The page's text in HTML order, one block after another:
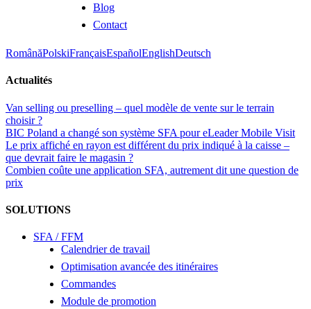
Blog
Contact
RomânăPolskiFrançaisEspañolEnglishDeutsch
Actualités
Van selling ou preselling – quel modèle de vente sur le terrain
choisir ?
BIC Poland a changé son système SFA pour eLeader Mobile Visit
Le prix affiché en rayon est différent du prix indiqué à la caisse –
que devrait faire le magasin ?
Combien coûte une application SFA, autrement dit une question de
prix
SOLUTIONS
SFA / FFM
Calendrier de travail
Optimisation avancée des itinéraires
Commandes
Module de promotion